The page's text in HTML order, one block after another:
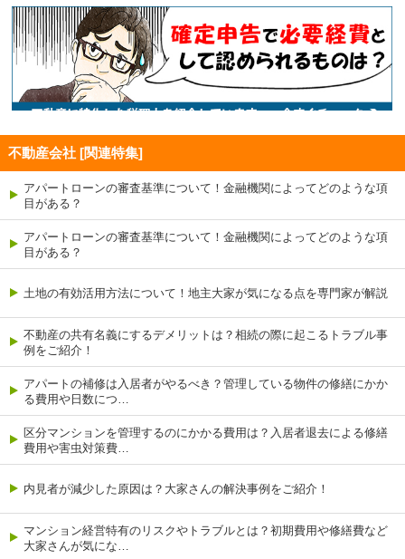
不動産会社 [関連特集]
アパートローンの審査基準について！金融機関によってどのような項
目がある？
アパートローンの審査基準について！金融機関によってどのような項
目がある？
土地の有効活用方法について！地主大家が気になる点を専門家が解説
不動産の共有名義にするデメリットは？相続の際に起こるトラブル事
例をご紹介！
アパートの補修は入居者がやるべき？管理している物件の修繕にかか
る費用や日数につ…
区分マンションを管理するのにかかる費用は？入居者退去による修繕
費用や害虫対策費…
内見者が減少した原因は？大家さんの解決事例をご紹介！
マンション経営特有のリスクやトラブルとは？初期費用や修繕費など
大家さんが気にな…